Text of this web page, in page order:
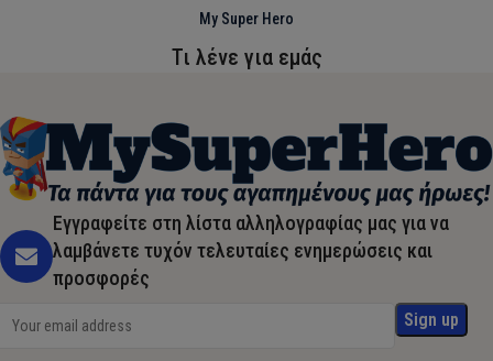
My Super Hero
Τι λένε για εμάς
Εγγραφείτε στη λίστα αλληλογραφίας μας για να
λαμβάνετε τυχόν τελευταίες ενημερώσεις και
προσφορές